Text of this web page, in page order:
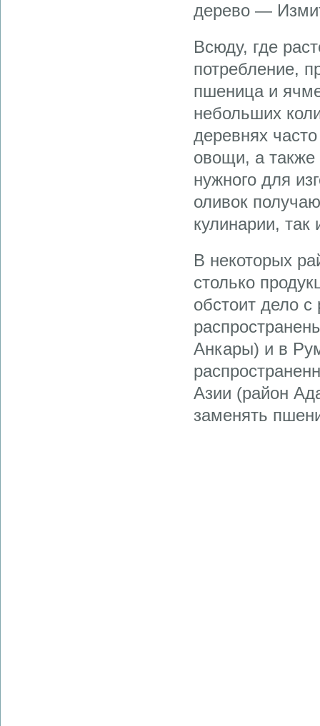
дерево —
Всюду, где
потребление,
пшеница и
небольших
деревнях
овощи, а также
нужного для
оливок
кулинарии,
В некоторых
столько
обстоит дело с
Анкары) и в
Азии (район
заменять